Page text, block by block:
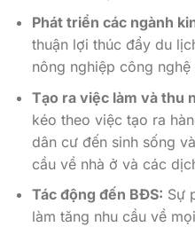
Phát triển các ngành
thuận lợi thúc đẩy du
nông nghiệp công
Tạo ra việc làm và thu
kéo theo việc tạo ra
dân cư đến sinh sống
cầu về nhà ở và các
Tác động đến BĐS: Sự
làm tăng nhu cầu về